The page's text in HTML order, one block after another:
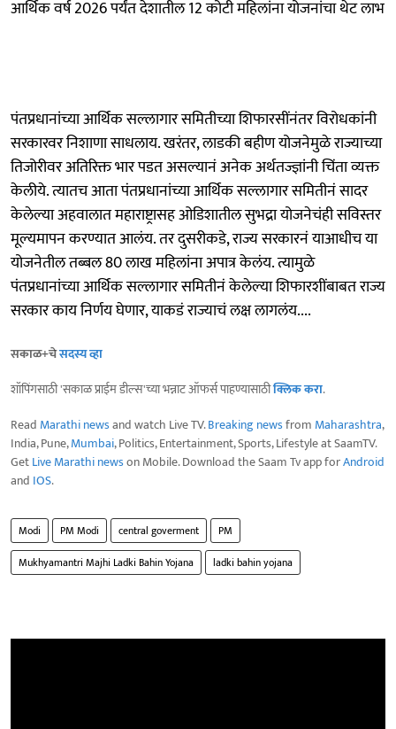
आर्थिक वर्ष 2026 पर्यंत देशातील 12 कोटी महिलांना योजनांचा थेट लाभ
पंतप्रधानांच्या आर्थिक सल्लागार समितीच्या शिफारसींनंतर विरोधकांनी
सरकारवर निशाणा साधलाय. खरंतर, लाडकी बहीण योजनेमुळे राज्याच्या
तिजोरीवर अतिरिक्त भार पडत असल्यानं अनेक अर्थतज्ज्ञांनी चिंता व्यक्त
केलीये. त्यातच आता पंतप्रधानांच्या आर्थिक सल्लागार समितीनं सादर
केलेल्या अहवालात महाराष्ट्रासह ओडिशातील सुभद्रा योजनेचंही सविस्तर
मूल्यमापन करण्यात आलंय. तर दुसरीकडे, राज्य सरकारनं याआधीच या
योजनेतील तब्बल 80 लाख महिलांना अपात्र केलंय. त्यामुळे
पंतप्रधानांच्या आर्थिक सल्लागार समितीनं केलेल्या शिफारशींबाबत राज्य
सरकार काय निर्णय घेणार, याकडं राज्याचं लक्ष लागलंय....
सकाळ+चेसदस्य व्हा
शॉपिंगसाठी 'सकाळ प्राईम डील्स'च्या भन्नाट ऑफर्स पाहण्यासाठीक्लिक करा.
Read Marathi newsand watch Live TV.Breaking newsfrom Maharashtra,
India, Pune,Mumbai, Politics, Entertainment, Sports, Lifestyle at SaamTV.
GetLive Marathi newson Mobile. Download the Saam Tv app forAndroid
and IOS.
Modi PM Modi central goverment
PM
Mukhyamantri Majhi Ladki Bahin Yojana
ladki bahin yojana